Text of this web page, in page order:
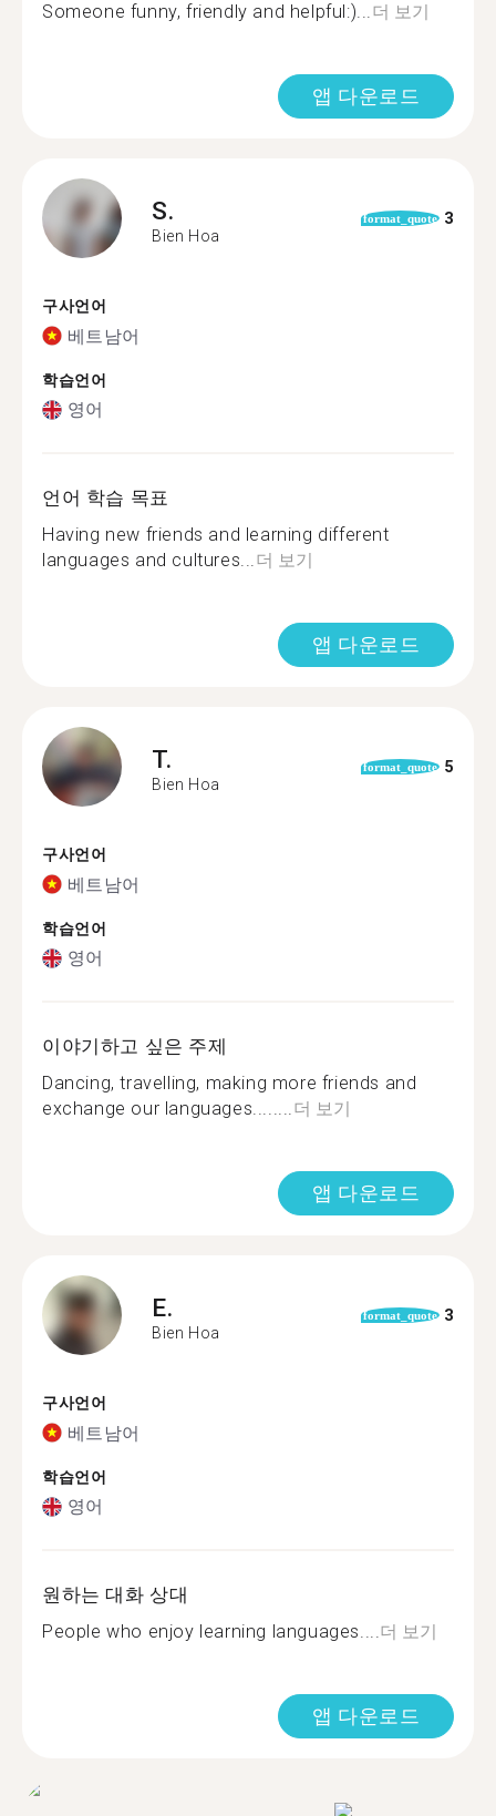
Someone funny, friendly and helpful:)...더 보기
앱 다운로드
S.
Bien Hoa
format_quote 3
구사언어
베트남어
학습언어
영어
언어 학습 목표
Having new friends and learning different
languages and cultures...더 보기
앱 다운로드
T.
Bien Hoa
format_quote 5
구사언어
베트남어
학습언어
영어
이야기하고 싶은 주제
Dancing, travelling, making more friends and
exchange our languages........더 보기
앱 다운로드
E.
Bien Hoa
format_quote 3
구사언어
베트남어
학습언어
영어
원하는 대화 상대
People who enjoy learning languages....더 보기
앱 다운로드